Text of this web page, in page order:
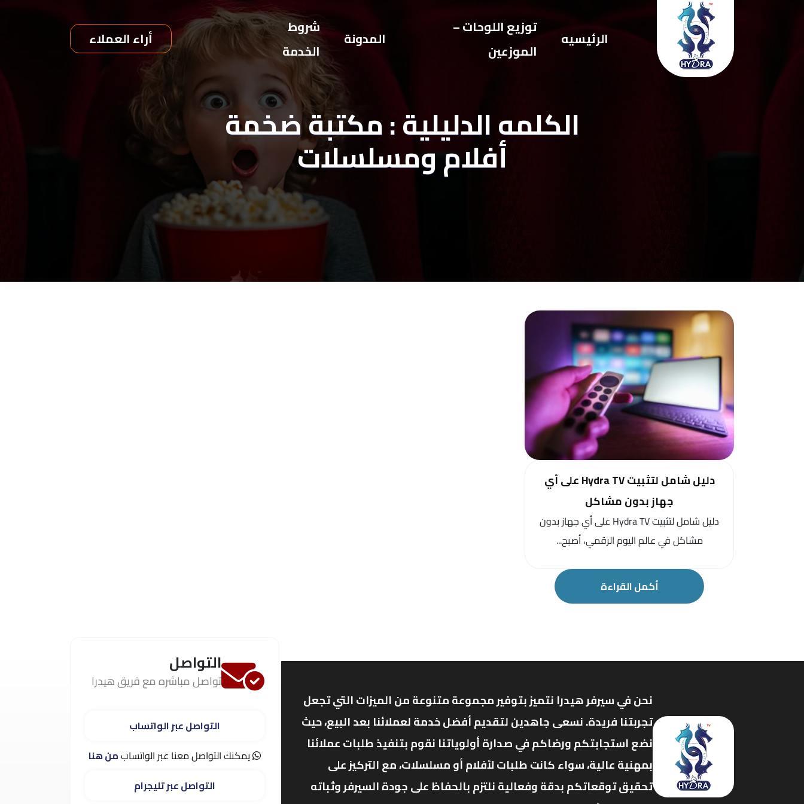
الرئيسيه
توزيع اللوحات –
الموزعين
المدونة
شروط
الخدمة
أراء العملاء
الكلمه الدليلية : مكتبة ضخمة
أفلام ومسلسلات
دليل شامل لتثبيت Hydra TV على أي
جهاز بدون مشاكل
دليل شامل لتثبيت Hydra TV على أي جهاز بدون
مشاكل في عالم اليوم الرقمي، أصبح...
أكمل القراءة
نحن في سيرفر هيدرا نتميز بتوفير مجموعة متنوعة من الميزات التي تجعل
تجربتنا فريدة. نسعى جاهدين لتقديم أفضل خدمة لعملائنا بعد البيع، حيث
نضع استجابتكم ورضاكم في صدارة أولوياتنا نقوم بتنفيذ طلبات عملائنا
بمهنية عالية، سواء كانت طلبات لأفلام أو مسلسلات، مع التركيز على
تحقيق توقعاتكم بدقة وفعالية نلتزم بالحفاظ على جودة السيرفر وثباته
التواصل
تواصل مباشره مع فريق هيدرا
التواصل عبر الواتساب
يمكنك التواصل معنا عبر الواتسابمن هنا
التواصل عبر تليجرام